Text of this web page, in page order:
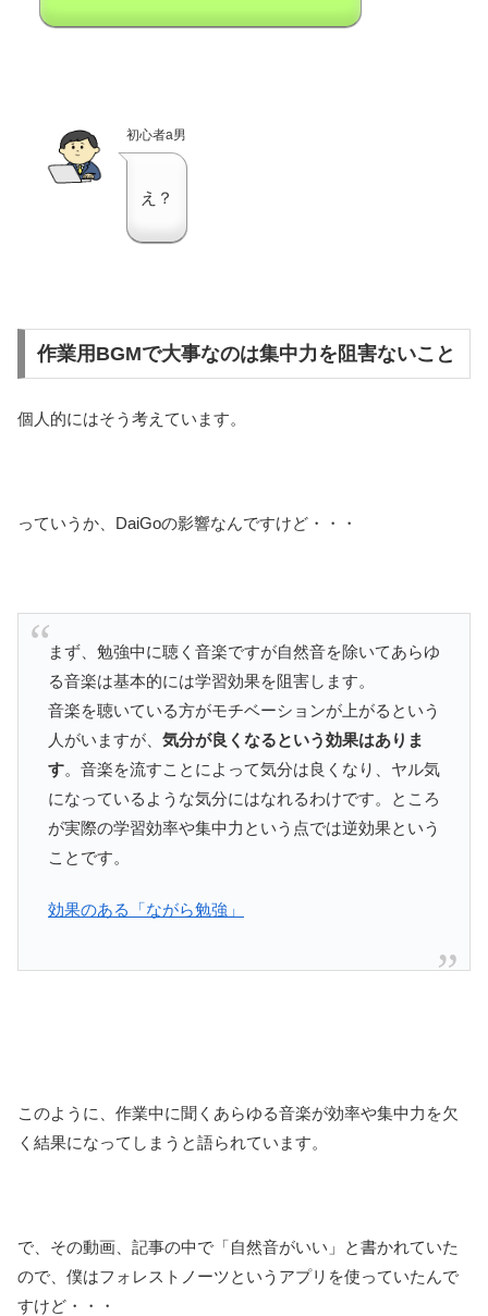
初心者a男
え？
作業用BGMで大事なのは集中力を阻害ないこと
個人的にはそう考えています。
っていうか、DaiGoの影響なんですけど・・・
まず、勉強中に聴く音楽ですが自然音を除いてあらゆ
る音楽は基本的には学習効果を阻害します。
音楽を聴いている方がモチベーションが上がるという
人がいますが、 気分が良くなるという効果はありま
す。音楽を流すことによって気分は良くなり、ヤル気
になっているような気分にはなれるわけです。ところ
が実際の学習効率や集中力という点では逆効果という
ことです。
効果のある「ながら勉強」
このように、作業中に聞くあらゆる音楽が効率や集中力を欠
く結果になってしまうと語られています。
で、その動画、記事の中で「自然音がいい」と書かれていた
ので、僕はフォレストノーツというアプリを使っていたんで
すけど・・・